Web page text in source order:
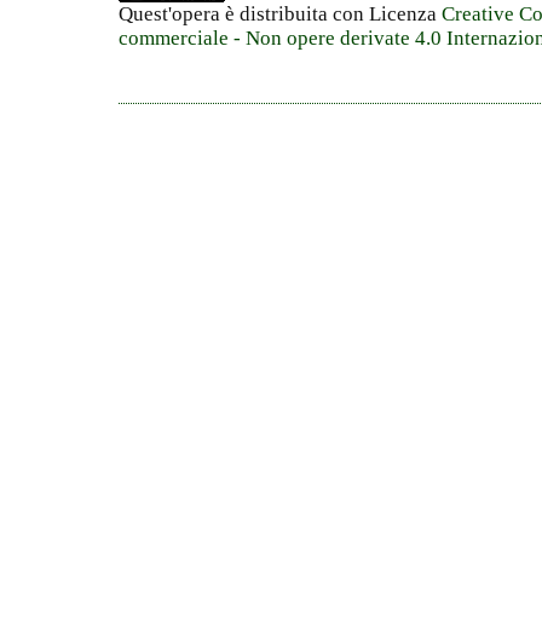
Quest'opera è distribuita con Licenza Creative
commerciale - Non opere derivate 4.0